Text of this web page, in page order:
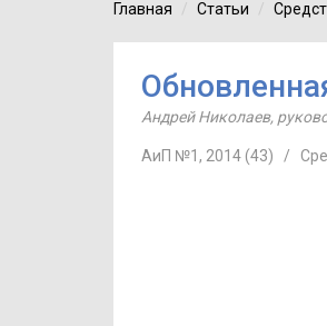
Главная Статьи
Андрей Николаев,
АиП №1, 2014 (43) /